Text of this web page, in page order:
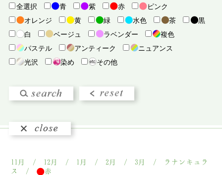
カーネーション（ハチ）
ガーベラ
キギク
キュウコンルイ
キンセンカ
クジャクソウ
クリスマスローズ
グロリオサ
ケイトウ
シロキク
シンビジウム ジンジャー
スミレ
セントーレア
ダイアンサス
ダリア チューリップ
ツツジルイ
全選択 青 紫 赤
ピンク
オレンジ
黄 緑 水色 茶
黒
白
ベージュ ラベンダー
複色
パステル
アンティーク
ニュアンス
光沢
染め その他
11月 / 12月 / 1月 / 2月 / 3月 / ラナンキュラ
ス /
赤